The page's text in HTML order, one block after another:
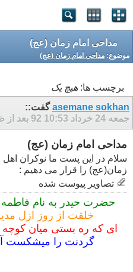
مداحی امام زمان (عج)
موضوع: مداحی امام زمان (عج)
برچسب ها: هیچ یک
asemane sokhanگفت::
جمعه 24 خرداد 92
10:53 بعد از ظهر
مداحی امام زمان (عج)
سلام در این پست ما نوکران اهل
زمان(عج) را قرار می دهیم :
تصاوير پيوست شده
حضرت حیدر به نام
خلقت از روز ازل
ای که ره بستی میان کوچه
گردنت را میشکست